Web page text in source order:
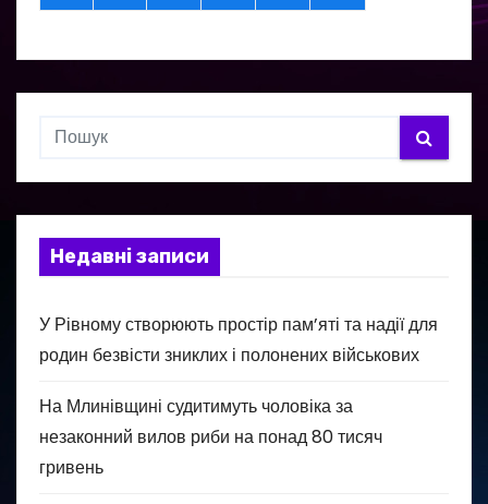
Недавні записи
У Рівному створюють простір пам’яті та надії для
родин безвісти зниклих і полонених військових
На Млинівщині судитимуть чоловіка за
незаконний вилов риби на понад 80 тисяч
гривень